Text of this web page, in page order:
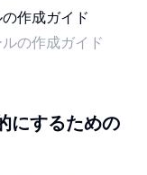
の作成ガイド
にするための